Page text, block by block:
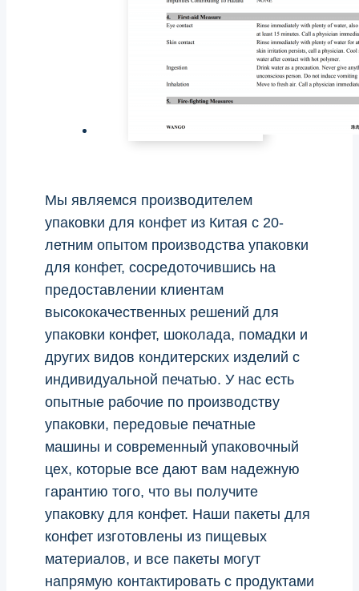
Мы являемся производителем
упаковки для конфет из Китая с 20-
летним опытом производства упаковки
для конфет, сосредоточившись на
предоставлении клиентам
высококачественных решений для
упаковки конфет, шоколада, помадки и
других видов кондитерских изделий с
индивидуальной печатью. У нас есть
опытные рабочие по производству
упаковки, передовые печатные
машины и современный упаковочный
цех, которые все дают вам надежную
гарантию того, что вы получите
упаковку для конфет. Наши пакеты для
конфет изготовлены из пищевых
материалов, и все пакеты могут
напрямую контактировать с продуктами